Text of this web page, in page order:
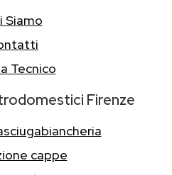
Siamo
Tecnico
Firenze
cappe